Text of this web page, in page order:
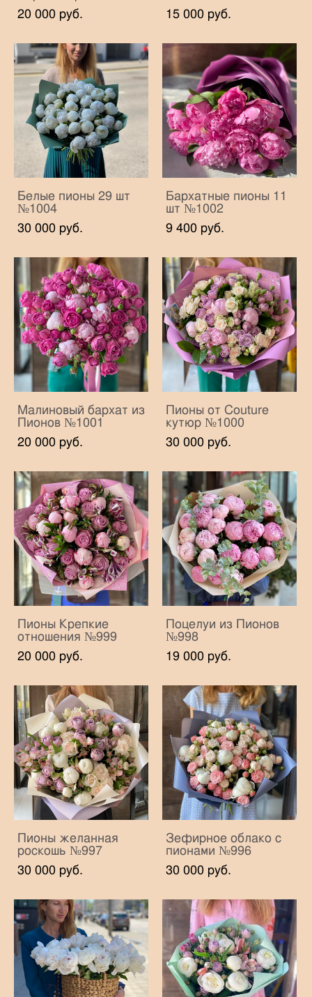
20 000 pуб.
15 000 pуб.
Белые пионы 29 шт
№1004
30 000 pуб.
Бархатные пионы 11
шт №1002
9 400 pуб.
Малиновый бархат из
Пионов №1001
20 000 pуб.
Пионы от Couture
кутюр №1000
30 000 pуб.
Пионы Крепкие
отношения №999
20 000 pуб.
Поцелуи из Пионов
№998
19 000 pуб.
Пионы желанная
роскошь №997
30 000 pуб.
Зефирное облако с
пионами №996
30 000 pуб.